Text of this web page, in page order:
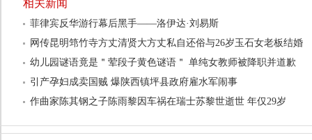
相关新闻
菲律宾反华游行幕后黑手——洛伊达·刘易斯
网传昆明筇竹寺方丈清贤大方丈私自还俗与26岁玉石女老板结婚
幼儿园谜语竟是＂荤段子黄色谜语＂ 单纯女教师被降职并道歉
引产孕妇成卖国贼 爆陕西镇坪县政府雇水军闹事
作曲家陈其钢之子陈雨黎因车祸在瑞士苏黎世逝世 年仅29岁